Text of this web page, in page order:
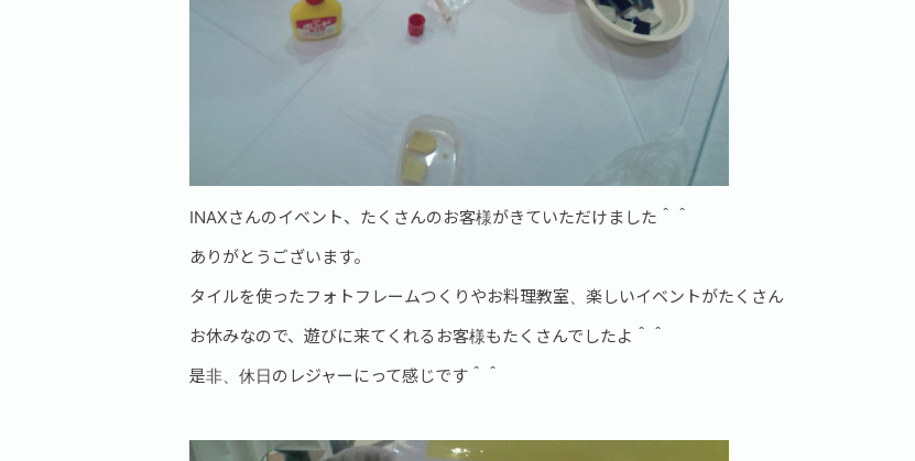
INAXさんのイベント、たくさんのお客様がきていただけました＾＾
ありがとうございます。
タイルを使ったフォトフレームつくりやお料理教室、楽しいイベントがたくさん
お休みなので、遊びに来てくれるお客様もたくさんでしたよ＾＾
是非、休日のレジャーにって感じです＾＾